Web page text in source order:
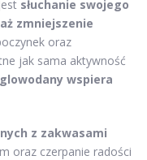
słuchanie swojego
zmniejszenie
oraz
jak sama aktywność
wspiera
z zakwasami
oraz czerpanie radości